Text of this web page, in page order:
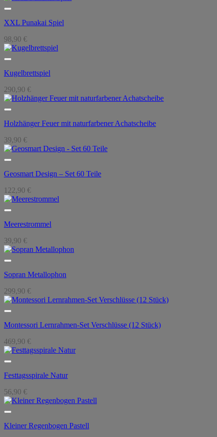
XXL Punakai Spiel
98,90 €
Kugelbrettspiel
290,90 €
Holzhänger Feuer mit naturfarbener Achatscheibe
39,90 €
Geosmart Design – Set 60 Teile
122,90 €
Meerestrommel
39,90 €
Sopran Metallophon
299,90 €
Montessori Lernrahmen-Set Verschlüsse (12 Stück)
469,90 €
Festtagsspirale Natur
56,90 €
Kleiner Regenbogen Pastell